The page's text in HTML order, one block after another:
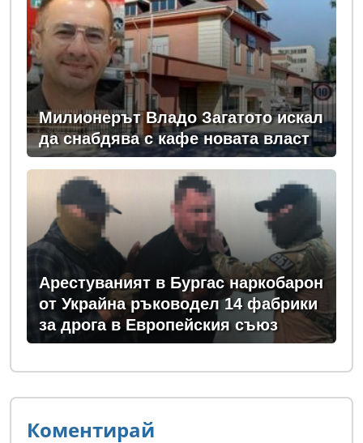
Милионерът Владо Загатото искал
да снабдява с кафе новата власт
Арестуваният в Бургас наркобарон
от Украйна ръководел 14 фабрики
за дрога в Европейския съюз
Коментирай